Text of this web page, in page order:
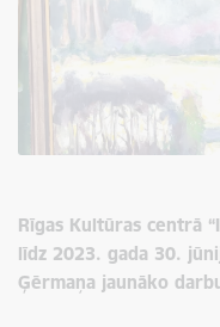
Rīgas Kultūras centrā
līdz 2023. gada 30.
Ģērmaņa jaunāko